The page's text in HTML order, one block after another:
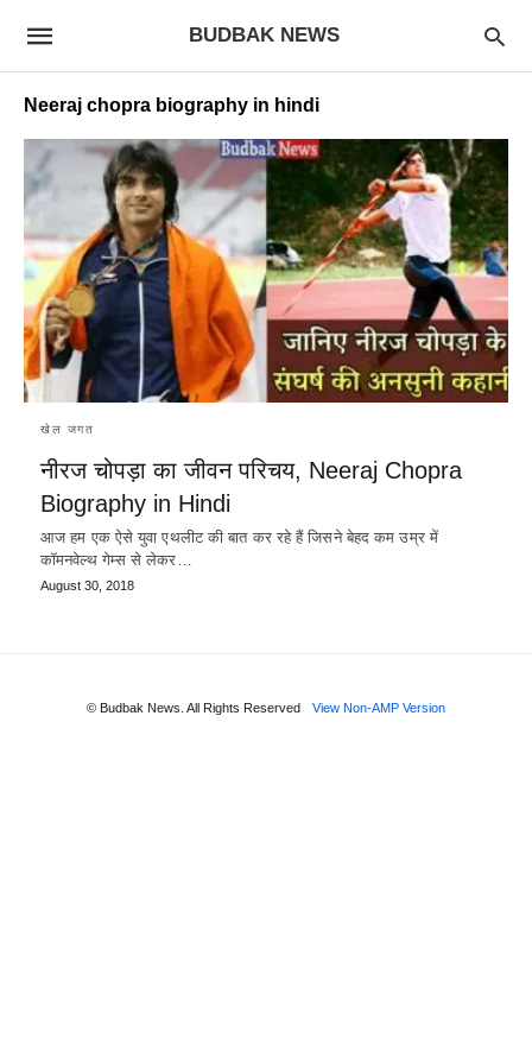
BUDBAK NEWS
Neeraj chopra biography in hindi
खेल जगत
नीरज चोपड़ा का जीवन परिचय, Neeraj Chopra
Biography in Hindi
आज हम एक ऐसे युवा एथलीट की बात कर रहे हैं जिसने बेहद कम उम्र में
कॉमनवेल्थ गेम्स से लेकर…
August 30, 2018
© Budbak News. All Rights Reserved View Non-AMP Version